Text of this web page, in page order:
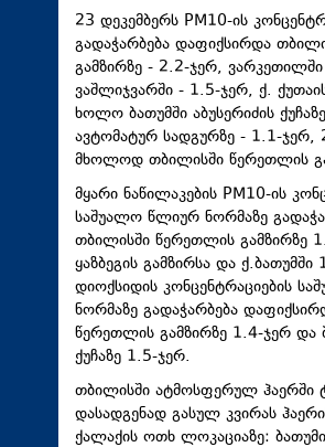
23 დეკემბერს PM10-ის
გადაჭარბება დაფიქსირდა
გამზირზე - 2.2-ჯერ,
ვაშლიჯვარში - 1.5-ჯერ, ქ.
ხოლო ბათუმში აბუსერიძის
ავტომატურ სადგურზე - 1.1-ჯერ,
მხოლოდ თბილისში წერეთლის
მყარი ნაწილაკების PM10-ის
საშუალო წლიურ ნორმაზე
თბილისში წერეთლის გამზირზე
ყაზბეგის გამზირსა და
დიოქსიდის კონცენტრაციების
ნორმაზე გადაჭარბება
წერეთლის გამზირზე 1.4-ჯერ და
ქუჩაზე 1.5-ჯერ.
თბილისში ატმოსფერულ ჰაერში
დასადგენად გასულ კვირას
ქალაქის ოთხ ლოკაციაზე: